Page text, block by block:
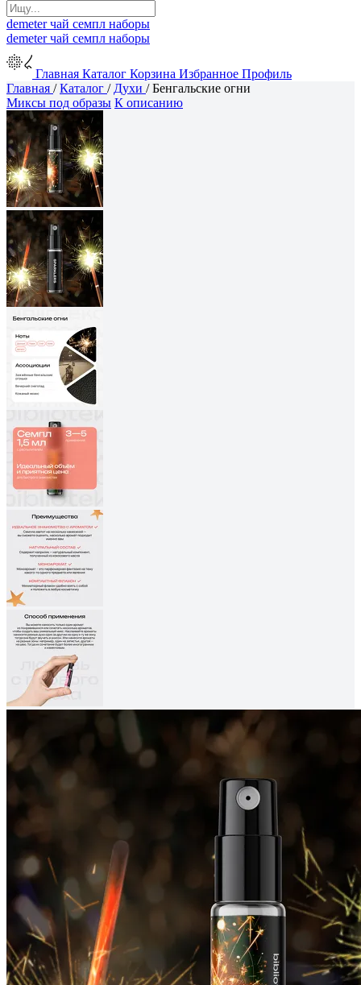
demeterчай семпл наборы
demeterчай семпл наборы
Главная Каталог Корзина Избранное Профиль
Главная /Каталог / Духи /Бенгальские огни
Миксы под образы К описанию